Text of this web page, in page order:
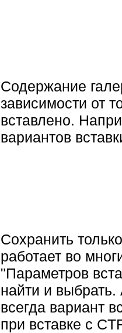
Содержание
зависимости от
вставлено.
вариантов
Сохранить
работает во
"Параметров
найти и
всегда вариант
при вставке с